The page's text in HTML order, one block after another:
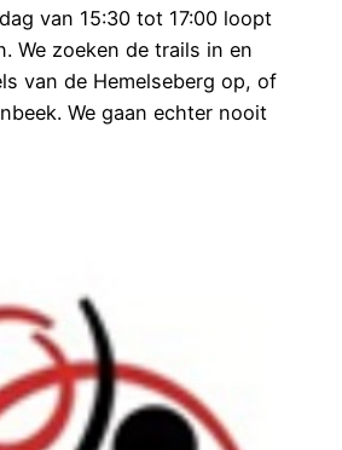
van 15:30 tot 17:00 loopt
We zoeken de trails in en
van de Hemelseberg op, of
We gaan echter nooit